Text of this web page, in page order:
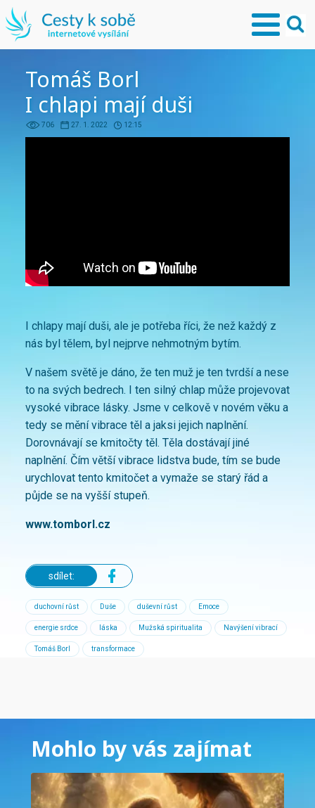
Tomáš Borl
I chlapi mají duši
706 27. 1. 2022 12:15
I chlapy mají duši, ale je potřeba říci, že než každý z
nás byl tělem, byl nejprve nehmotným bytím.
V našem světě je dáno, že ten muž je ten tvrdší a nese
to na svých bedrech. I ten silný chlap může projevovat
vysoké vibrace lásky. Jsme v celkově v novém věku a
tedy se mění vibrace těl a jaksi jejich naplnění.
Dorovnávají se kmitočty těl. Těla dostávají jiné
naplnění. Čím větší vibrace lidstva bude, tím se bude
urychlovat tento kmitočet a vymaže se starý řád a
půjde se na vyšší stupeň.
www.tomborl.cz
sdílet:
duchovní růst Duše duševní růst Emoce
energie srdce láska Mužská spiritualita Navýšení vibrací
Tomáš Borl transformace
Mohlo by vás zajímat